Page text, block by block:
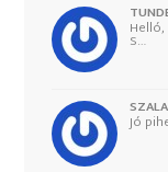
S…
Jó